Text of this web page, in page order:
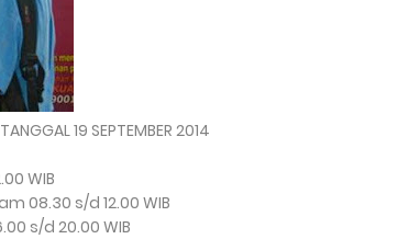
19 SEPTEMBER 2014
WIB
08.30 s/d 12.00 WIB
s/d 20.00 WIB